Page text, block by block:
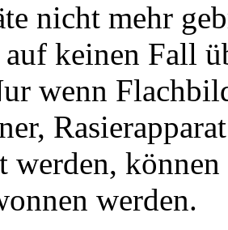
nicht mehr
keinen Fall
wenn
werden,
werden.